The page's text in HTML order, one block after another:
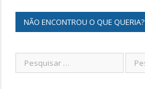
NÃO ENCONTROU O QUE QUERIA?